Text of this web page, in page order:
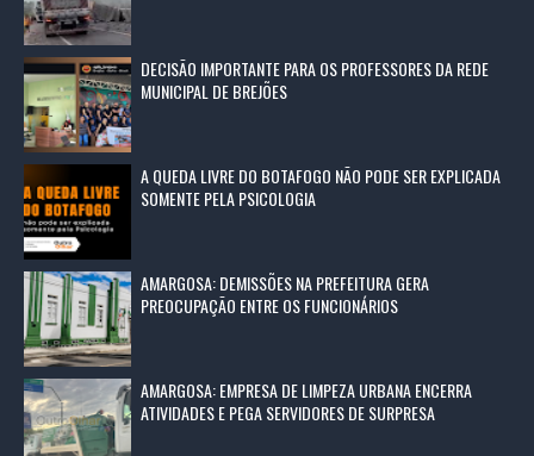
DECISÃO IMPORTANTE PARA OS PROFESSORES DA REDE
MUNICIPAL DE BREJÕES
A QUEDA LIVRE DO BOTAFOGO NÃO PODE SER EXPLICADA
SOMENTE PELA PSICOLOGIA
AMARGOSA: DEMISSÕES NA PREFEITURA GERA
PREOCUPAÇÃO ENTRE OS FUNCIONÁRIOS
AMARGOSA: EMPRESA DE LIMPEZA URBANA ENCERRA
ATIVIDADES E PEGA SERVIDORES DE SURPRESA